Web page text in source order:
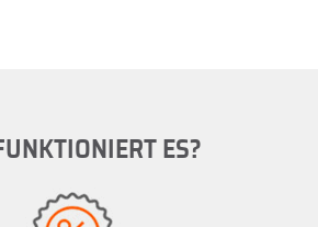
ES?